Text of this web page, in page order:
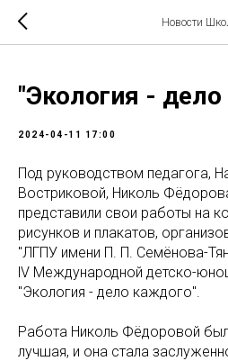
Новости
"Экология -
2024-04-11 17:00
Под руководством педагога,
Востриковой, Николь
представили свои работы на
рисунков и плакатов,
"ЛГПУ имени П. П. Семёнова-
lV Международной детско-
"Экология - дело каждого".
Работа Николь Фёдоровой
лучшая, и она стала